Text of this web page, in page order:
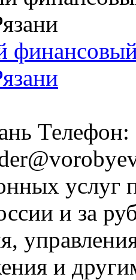
услуг
и за
и